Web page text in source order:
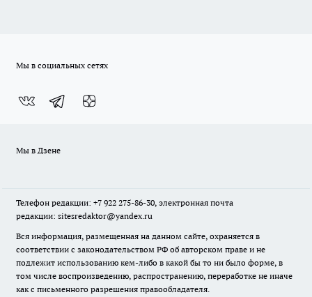
Мы в социальных сетях
Мы в Дзене
Телефон редакции: +7 922 275-86-30, электронная почта
редакции: sitesredaktor@yandex.ru
Вся информация, размещенная на данном сайте, охраняется в
соответствии с законодательством РФ об авторском праве и не
подлежит использованию кем-либо в какой бы то ни было форме, в
том числе воспроизведению, распространению, переработке не иначе
как с письменного разрешения правообладателя.